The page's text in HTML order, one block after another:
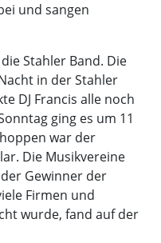
und sangen
Stahler Band. Die
in der Stahler
DJ Francis alle noch
ging es um 11
war der
Die Musikvereine
Gewinner der
Firmen und
wurde, fand auf der